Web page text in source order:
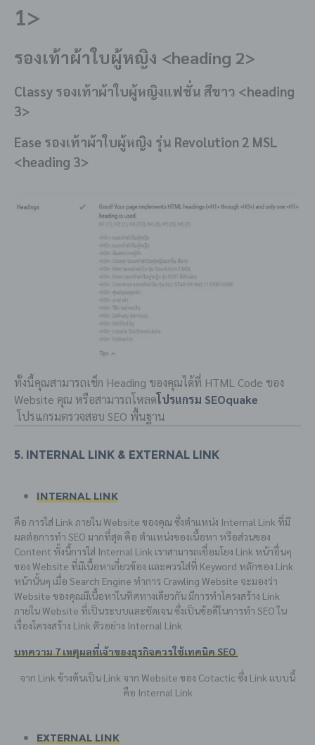
1>
รองเท้าผ้าใบผู้หญิง <heading 2>
Classy รองเท้าผ้าใบผู้หญิงแฟชั่น สีขาว <heading
3>
Ease รองเท้าผ้าใบผู้หญิง รุ่น Revolution 2 MSL
<heading 3>
ทั้งนี้คุณสามารถเช็ก Heading ของคุณได้ที่ HTML Code ของ
Website คุณ หรือสามารถโหลดโปรแกรม SEOquake
โปรแกรมตรวจสอบ SEO พื้นฐาน
5. Internal Link & External Link
Internal Link
คือ การใส่ Link ภายใน Website ของคุณ ซึ่งตำแหน่ง Internal Link ที่มี
ผลต่อการทำ SEO มากที่สุด คือ ตำแหน่งของเนื้อหา หรือส่วนของ
Content ทั้งนี้การใส่ Internal Link เราสามารถเชื่อมโยง Link หน้าอื่นๆ
ของ Website ที่มีเนื้อหาเกี่ยวข้อง และควรใส่ที่ Keyword หลักของ Link
หน้านั้นๆ เมื่อ Search Engine ทำการ Crawling Website จะมองว่า
Website ของคุณมีเนื้อหาในทิศทางเดียวกัน มีการทำโครงสร้าง Link
ภายใน Website ที่เป็นระบบและชัดเจน ซึ่งเป็นข้อดีในการทำ SEO ใน
เรื่องโครงสร้าง Link ตัวอย่าง Internal Link
บทความ 7 เหตุผลที่เจ้าของธุรกิจควรใช้เทคนิค SEO
จาก Link ข้างต้นเป็น Link จาก Website ของ Cotactic ซึ่ง Link แบบนี้
คือ Internal Link
External Link